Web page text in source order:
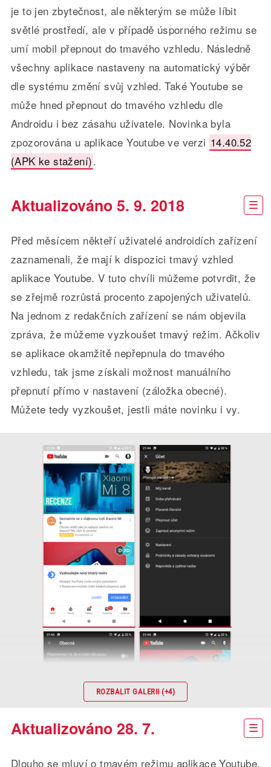
je to jen zbytečnost, ale některým se může líbit
světlé prostředí, ale v případě úsporného režimu se
umí mobil přepnout do tmavého vzhledu. Následně
všechny aplikace nastaveny na automatický výběr
dle systému změní svůj vzhled. Také Youtube se
může hned přepnout do tmavého vzhledu dle
Androidu i bez zásahu uživatele. Novinka byla
zpozorována u aplikace Youtube ve verzi 14.40.52
(APK ke stažení).
Aktualizováno 5. 9. 2018
Před měsícem někteří uživatelé androidích zařízení
zaznamenali, že mají k dispozici tmavý vzhled
aplikace Youtube. V tuto chvíli můžeme potvrdit, že
se zřejmě rozrůstá procento zapojených uživatelů.
Na jednom z redakčních zařízení se nám objevila
zpráva, že můžeme vyzkoušet tmavý režim. Ačkoliv
se aplikace okamžitě nepřepnula do tmavého
vzhledu, tak jsme získali možnost manuálního
přepnutí přímo v nastavení (záložka obecné).
Můžete tedy vyzkoušet, jestli máte novinku i vy.
ROZBALIT GALERII (+4)
Aktualizováno 28. 7.
Dlouho se mluví o tmavém režimu aplikace Youtube.